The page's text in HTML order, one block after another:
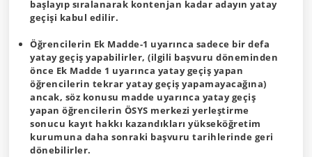
başlayıp sıralanarak kontenjan kadar adayın yatay
geçişi kabul edilir.
Öğrencilerin Ek Madde-1 uyarınca sadece bir defa
yatay geçiş yapabilirler, (ilgili başvuru döneminden
önce Ek Madde 1 uyarınca yatay geçiş yapan
öğrencilerin tekrar yatay geçiş yapamayacağına)
ancak, söz konusu madde uyarınca yatay geçiş
yapan öğrencilerin ÖSYS merkezi yerleştirme
sonucu kayıt hakkı kazandıkları yükseköğretim
kurumuna daha sonraki başvuru tarihlerinde geri
dönebilirler.